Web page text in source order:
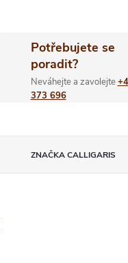
Potřebujete se
poradit?
Neváhejte a zavolejte
373 696
ZNAČKACALLIGARIS